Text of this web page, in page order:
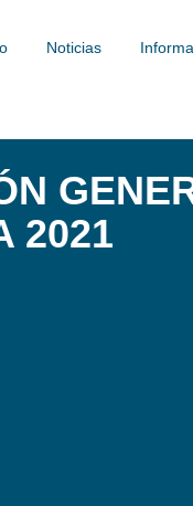
Noticias
2021